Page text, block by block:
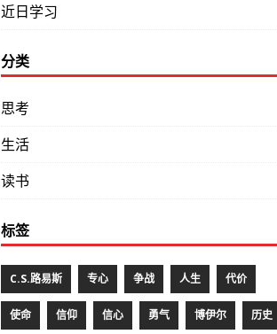
近日学习
分类
思考
生活
读书
标签
C.S.路易斯 专心 争战 人生 代价
使命 信仰 信心 勇气 博伊尔 历史